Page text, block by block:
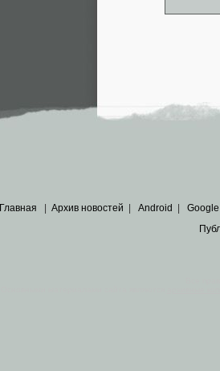
Главная Архив новостей Android Google